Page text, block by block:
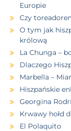
Europie
Czy
O tym jak
królową
La Chunga –
Dlaczego
Marbella –
Hiszpańskie
Georgina
Krwawy hołd
El Polaquito